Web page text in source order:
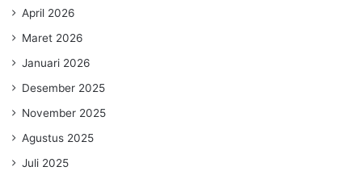
April 2026
Maret 2026
Januari 2026
Desember 2025
November 2025
Agustus 2025
Juli 2025